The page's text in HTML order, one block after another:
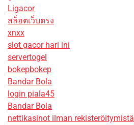
Ligacor
สล็อตเว็บตรง
xnxx
slot gacor hari ini
servertogel
bokepbokep
Bandar Bola
login piala45
Bandar Bola
nettikasinot ilman rekisteröitymistä